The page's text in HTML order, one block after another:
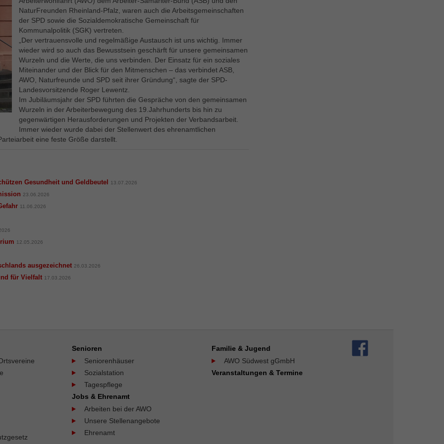
NaturFreunden Rheinland-Pfalz, waren auch die Arbeitsgemeinschaften
der SPD sowie die Sozialdemokratische Gemeinschaft für
Kommunalpolitik (SGK) vertreten.
„Der vertrauensvolle und regelmäßige Austausch ist uns wichtig. Immer
wieder wird so auch das Bewusstsein geschärft für unsere gemeinsamen
Wurzeln und die Werte, die uns verbinden. Der Einsatz für ein soziales
Miteinander und der Blick für den Mitmenschen – das verbindet ASB,
AWO, Naturfreunde und SPD seit ihrer Gründung“, sagte der SPD-
Landesvorsitzende Roger Lewentz.
Im Jubiläumsjahr der SPD führten die Gespräche von den gemeinsamen
Wurzeln in der Arbeiterbewegung des 19.Jahrhunderts bis hin zu
gegenwärtigen Herausforderungen und Projekten der Verbandsarbeit.
Immer wieder wurde dabei der Stellenwert des ehrenamtlichen
eine feste Größe darstellt.
Gesundheit und Geldbeutel 13.07.2026
23.06.2026
11.06.2026
12.05.2026
ausgezeichnet 26.03.2026
für Vielfalt 17.03.2026
Senioren
Seniorenhäuser
Sozialstation
Tagespflege
Jobs & Ehrenamt
Arbeiten bei der AWO
Unsere Stellenangebote
Ehrenamt
Familie & Jugend
AWO Südwest gGmbH
Veranstaltungen & Termine
Statistik
Mit diesen Tags können wir die Nutzung der Webseite analysieren,
um deren Leistung zu messen und zu verbessern.
Marketing
Marketing-Cookies werden in der Regel verwendet, um Ihnen
Werbung anzuzeigen, die Ihren Interessen entspricht. Wenn Sie
andere Webseiten besuchen, wird das Cookie Ihres Browsers
erkannt und ausgewählte Werbeanzeigen werden Ihnen basierend
auf den in diesem Cookie gespeicherte Informationen angezeigt (Art.
6 Abs. 1 S. 1a DSGVO).
Wir verwenden auf unserer Website externe Inhalte, um Ihnen
zusätzliche Informationen anzubieten.